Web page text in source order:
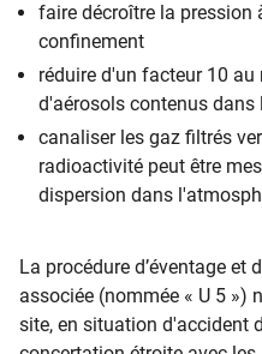
faire décroître la pression
confinement
réduire d'un facteur 10
d'aérosols contenus dans
canaliser les gaz filtrés
radioactivité peut être
dispersion dans
La procédure d’éventage et
associée (nommée « U 5 »)
site, en situation d'accident